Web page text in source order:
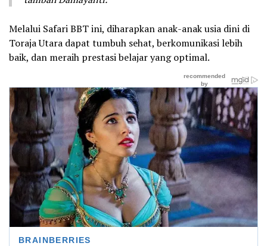
Melalui Safari BBT ini, diharapkan anak-anak usia dini di
Toraja Utara dapat tumbuh sehat, berkomunikasi lebih
baik, dan meraih prestasi belajar yang optimal.